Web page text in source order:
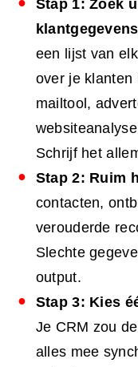
Stap 1: Zoek
een lijst van
over je klanten
mailtool,
Schrijf het
Stap 2: Ruim
contacten,
verouderde
Slechte
output.
Stap 3: Kies
Je CRM zou
alles mee